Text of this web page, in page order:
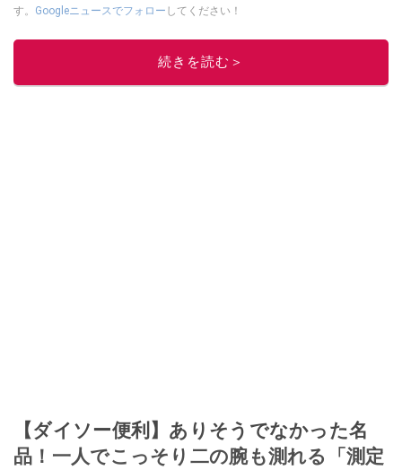
す。 Googleニュースでフォロー してください！
このイチオシストの他の記事を読む
続きを読む＞
【ダイソー便利】ありそうでなかった名
品！一人でこっそり二の腕も測れる「測定